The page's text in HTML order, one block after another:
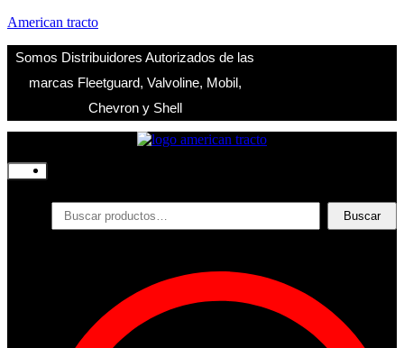
American tracto
Somos Distribuidores Autorizados de las
marcas Fleetguard, Valvoline, Mobil,
Chevron y Shell
Productos
Filtros
Contacto
Acceder
Buscar